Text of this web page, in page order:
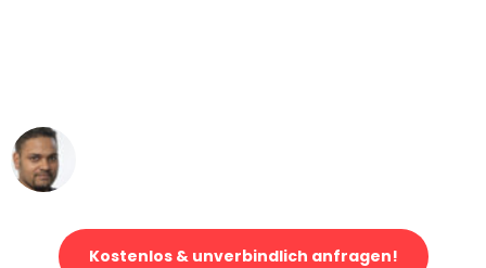
Kostenlos & unverbindlich anfragen!